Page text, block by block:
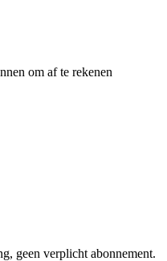
om af te rekenen
geen verplicht abonnement.